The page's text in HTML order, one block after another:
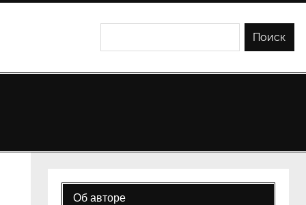
Поиск
Об авторе